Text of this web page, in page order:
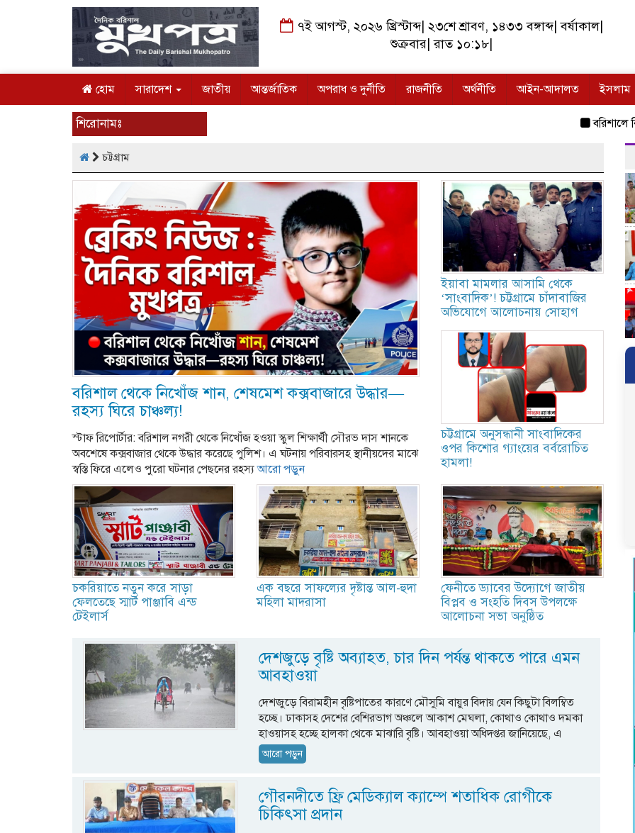
৭ই আগস্ট, ২০২৬ খ্রিস্টাব্দ| ২৩শে শ্রাবণ, ১৪৩৩ বঙ্গাব্দ| বর্ষাকাল|
শুক্রবার| রাত ১০:১৮|
হোম সারাদেশ জাতীয় আন্তর্জাতিক অপরাধ ও দুর্নীতি রাজনীতি অর্থনীতি আইন-আদালত ইসলাম
শিরোনামঃ বরিশালে
চট্টগ্রাম
বরিশাল থেকে নিখোঁজ শান, শেষমেশ কক্সবাজারে উদ্ধার—
রহস্য ঘিরে চাঞ্চল্য!
স্টাফ রিপোর্টার: বরিশাল নগরী থেকে নিখোঁজ হওয়া স্কুল শিক্ষার্থী সৌরভ দাস শানকে
অবশেষে কক্সবাজার থেকে উদ্ধার করেছে পুলিশ। এ ঘটনায় পরিবারসহ স্থানীয়দের মাঝে
স্বস্তি ফিরে এলেও পুরো ঘটনার পেছনের রহস্যআরো পড়ুন
ইয়াবা মামলার আসামি থেকে
‘সাংবাদিক’! চট্টগ্রামে চাঁদাবাজির
অভিযোগে আলোচনায় সোহাগ
চট্টগ্রামে অনুসন্ধানী সাংবাদিকের
ওপর কিশোর গ্যাংয়ের বর্বরোচিত
হামলা!
চকরিয়াতে নতুন করে সাড়া
ফেলতেছে স্মার্ট পাঞ্জাবি এন্ড
টেইলার্স
এক বছরে সাফল্যের দৃষ্টান্ত আল-হুদা
মহিলা মাদরাসা
ফেনীতে ড্যাবের উদ্যোগে জাতীয়
বিপ্লব ও সংহতি দিবস উপলক্ষে
আলোচনা সভা অনুষ্ঠিত
দেশজুড়ে বৃষ্টি অব্যাহত, চার দিন পর্যন্ত থাকতে পারে এমন
আবহাওয়া
দেশজুড়ে বিরামহীন বৃষ্টিপাতের কারণে মৌসুমি বায়ুর বিদায় যেন কিছুটা বিলম্বিত
হচ্ছে। ঢাকাসহ দেশের বেশিরভাগ অঞ্চলে আকাশ মেঘলা, কোথাও কোথাও দমকা
হাওয়াসহ হচ্ছে হালকা থেকে মাঝারি বৃষ্টি। আবহাওয়া অধিদপ্তর জানিয়েছে, এ
আরো পড়ুন
গৌরনদীতে ফ্রি মেডিক্যাল ক্যাম্পে শতাধিক রোগীকে
চিকিৎসা প্রদান